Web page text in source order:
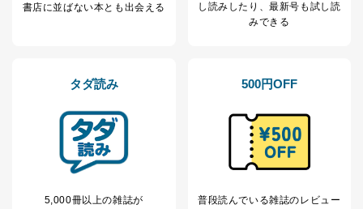
書店に並ばない本とも出会える
し読み したり、最新号も試し読
みできる
タダ読み
5,000冊以上の雑誌が
500円OFF
普段読んでいる雑誌のレビュー